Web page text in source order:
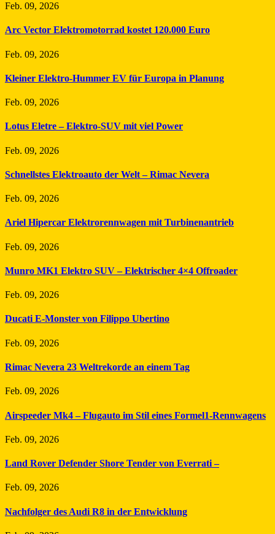
Feb. 09, 2026
Arc Vector Elektromotorrad kostet 120.000 Euro
Feb. 09, 2026
Kleiner Elektro-Hummer EV für Europa in Planung
Feb. 09, 2026
Lotus Eletre – Elektro-SUV mit viel Power
Feb. 09, 2026
Schnellstes Elektroauto der Welt – Rimac Nevera
Feb. 09, 2026
Ariel Hipercar Elektrorennwagen mit Turbinenantrieb
Feb. 09, 2026
Munro MK1 Elektro SUV – Elektrischer 4×4 Offroader
Feb. 09, 2026
Ducati E-Monster von Filippo Ubertino
Feb. 09, 2026
Rimac Nevera 23 Weltrekorde an einem Tag
Feb. 09, 2026
Airspeeder Mk4 – Flugauto im Stil eines Formel1-Rennwagens
Feb. 09, 2026
Land Rover Defender Shore Tender von Everrati –
Feb. 09, 2026
Nachfolger des Audi R8 in der Entwicklung